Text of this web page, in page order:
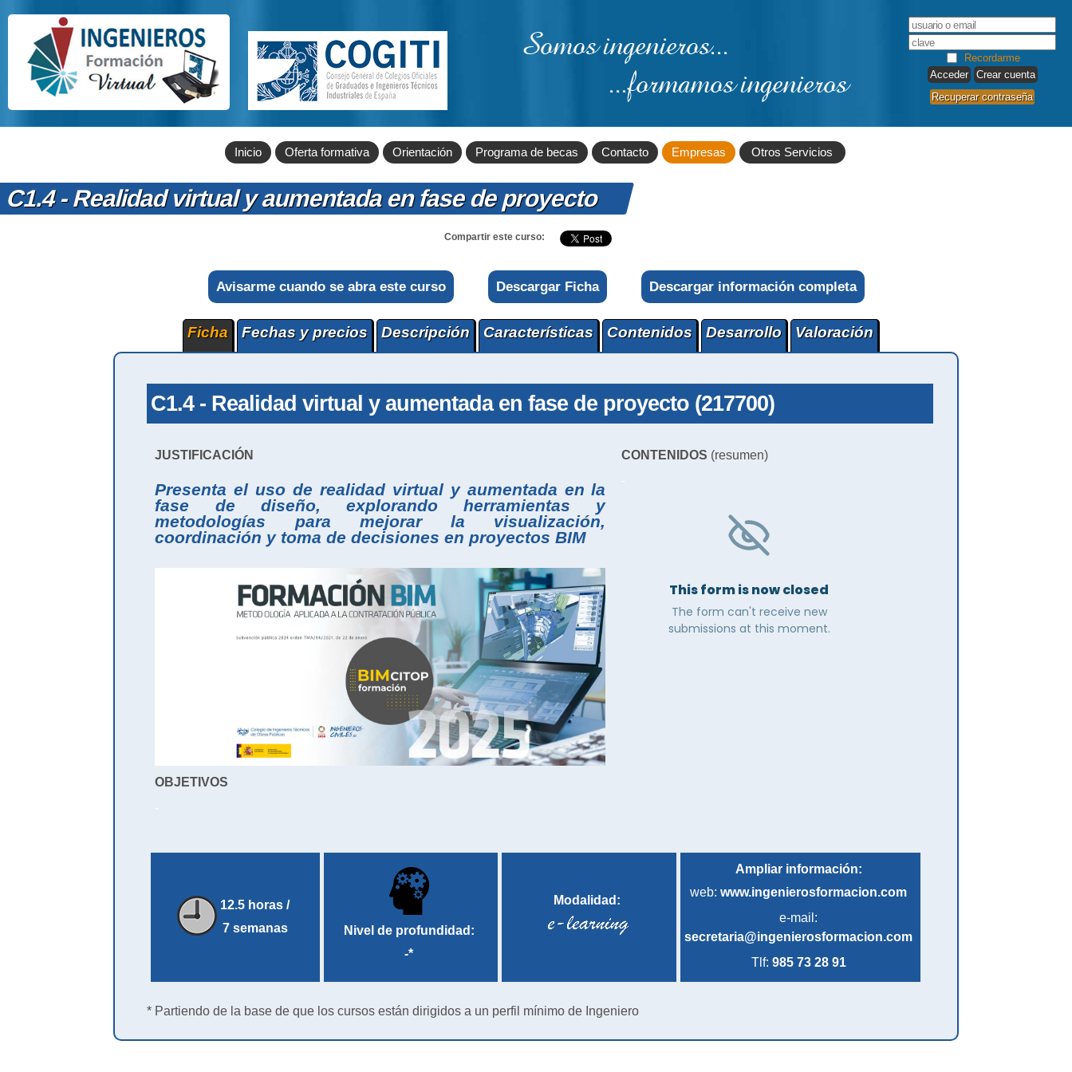
Somos ingenieros...
...formamos ingenieros
Recordarme
Crear cuenta
Recuperar contraseña
Inicio Oferta formativa Orientación Programa de becas Contacto Empresas Otros Servicios
C1.4 - Realidad virtual y aumentada en fase de proyecto
Compartir este curso:
Avisarme cuando se abra este curso Descargar Ficha Descargar información completa
Ficha Fechas y precios Descripción Características Contenidos Desarrollo Valoración
C1.4 - Realidad virtual y aumentada en fase de proyecto (217700)
JUSTIFICACIÓN
Presenta el uso de realidad virtual y aumentada en la
fase de diseño, explorando herramientas y
metodologías para mejorar la visualización,
coordinación y toma de decisiones en proyectos BIM
OBJETIVOS
CONTENIDOS (resumen)
12.5 horas /
7 semanas
Nivel de profundidad:
-*
Modalidad:
Ampliar información:
web:www.ingenierosformacion.com
e-mail:
secretaria@ingenierosformacion.com
Tlf: 985 73 28 91
* Partiendo de la base de que los cursos están dirigidos a un perfil mínimo de Ingeniero